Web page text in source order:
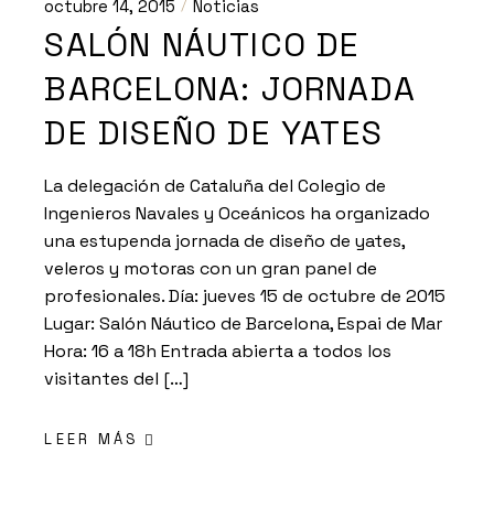
octubre 14, 2015 Noticias
SALÓN NÁUTICO DE
BARCELONA: JORNADA
DE DISEÑO DE YATES
La delegación de Cataluña del Colegio de
Ingenieros Navales y Oceánicos ha organizado
una estupenda jornada de diseño de yates,
veleros y motoras con un gran panel de
profesionales. Día: jueves 15 de octubre de 2015
Lugar: Salón Náutico de Barcelona, Espai de Mar
Hora: 16 a 18h Entrada abierta a todos los
visitantes del […]
LEER MÁS